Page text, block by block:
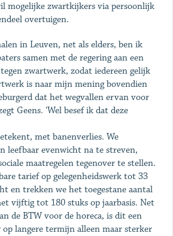
mogelijke zwartkijkers via persoonlijk
overtuigen.
in Leuven, net als elders, ben ik
samen met de regering aan een
zwartwerk, zodat iedereen gelijk
is naar mijn mening bovendien
dat het wegvallen ervan voor
Geens. 'Wel besef ik dat deze
met banenverlies. We
leefbaar evenwicht na te streven,
maatregelen tegenover te stellen.
tarief op gelegenheidswerk tot 33
en trekken we het toegestane aantal
vijftig tot 180 stuks op jaarbasis. Net
de BTW voor de horeca, is dit een
op langere termijn alleen maar sterker